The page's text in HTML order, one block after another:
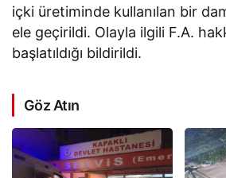
içki üretiminde kullanılan bir
ele geçirildi. Olayla ilgili F.A.
başlatıldığı bildirildi.
Göz Atın